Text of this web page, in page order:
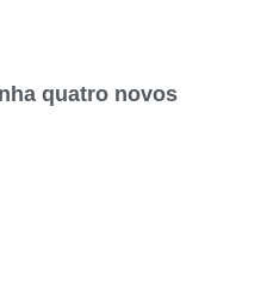
quatro novos